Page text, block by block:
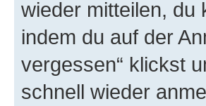
wieder mitteilen, du
indem du auf der
vergessen“ klickst
schnell wieder